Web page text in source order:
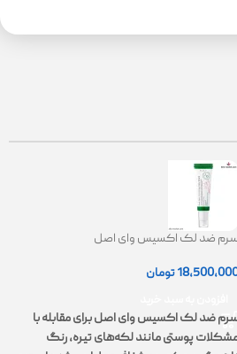
سرم ضد لک اکسیس وای اصل
تومان
ضد لک اکسیس وای اصل برای مقابله با
پوستی مانند لکه‌های تیره، رنگ